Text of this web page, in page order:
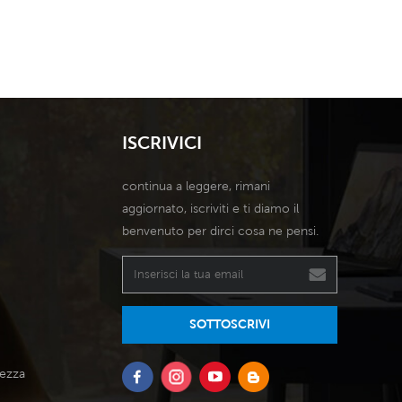
ISCRIVICI
continua a leggere, rimani
aggiornato, iscriviti e ti diamo il
benvenuto per dirci cosa ne pensi.
SOTTOSCRIVI